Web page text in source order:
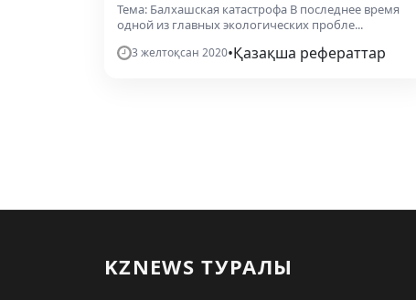
Тема: Балхашская катастрофа В последнее время
одной из главных экологических пробле...
3 желтоқсан 2020•Қазақша рефераттар
KZNEWS ТУРАЛЫ